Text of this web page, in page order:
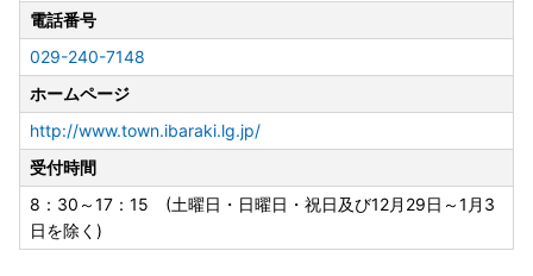
電話番号
029-240-7148
ホームページ
http://www.town.ibaraki.lg.jp/
受付時間
8：30～17：15 (土曜日・日曜日・祝日及び12月29日～1月3
日を除く)